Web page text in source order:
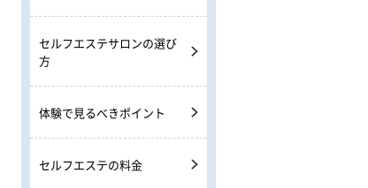
セルフエステサロンの選び
方
体験で見るべきポイント
セルフエステの料金